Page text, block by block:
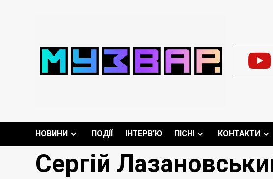
НОВИНИ ПОДІЇ ІНТЕРВ’Ю ПІСНІ КОНТАКТИ
Сергій